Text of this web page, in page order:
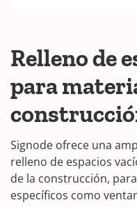
Relleno de
para
Signode ofrece una
relleno de espacios
de la construcción,
específicos como